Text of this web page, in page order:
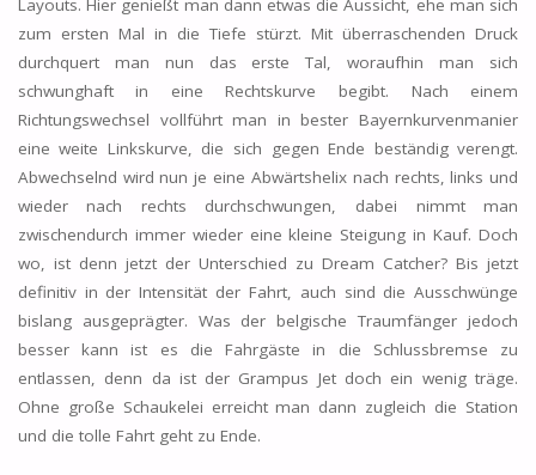
Layouts. Hier genießt man dann etwas die Aussicht, ehe man sich
zum ersten Mal in die Tiefe stürzt. Mit überraschenden Druck
durchquert man nun das erste Tal, woraufhin man sich
schwunghaft in eine Rechtskurve begibt. Nach einem
Richtungswechsel vollführt man in bester Bayernkurvenmanier
eine weite Linkskurve, die sich gegen Ende beständig verengt.
Abwechselnd wird nun je eine Abwärtshelix nach rechts, links und
wieder nach rechts durchschwungen, dabei nimmt man
zwischendurch immer wieder eine kleine Steigung in Kauf. Doch
wo, ist denn jetzt der Unterschied zu Dream Catcher? Bis jetzt
definitiv in der Intensität der Fahrt, auch sind die Ausschwünge
bislang ausgeprägter. Was der belgische Traumfänger jedoch
besser kann ist es die Fahrgäste in die Schlussbremse zu
entlassen, denn da ist der Grampus Jet doch ein wenig träge.
Ohne große Schaukelei erreicht man dann zugleich die Station
und die tolle Fahrt geht zu Ende.